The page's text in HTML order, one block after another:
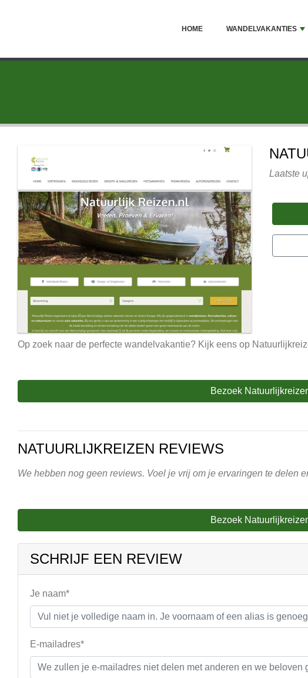
HOME WANDELVAKANTIES
Laatste
Op zoek naar de perfecte wandelvakantie? Kijk eens op
Bezoek
NATUURLIJKREIZEN REVIEWS
We hebben nog geen reviews. Voel je vrij om je ervaringen te delen
Bezoek
SCHRIJF EEN REVIEW
Je naam*
E-mailadres*